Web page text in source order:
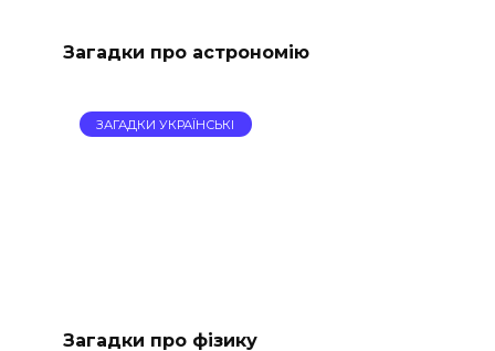
Загадки про астрономію
ЗАГАДКИ УКРАЇНСЬКІ
Загадки про фізику